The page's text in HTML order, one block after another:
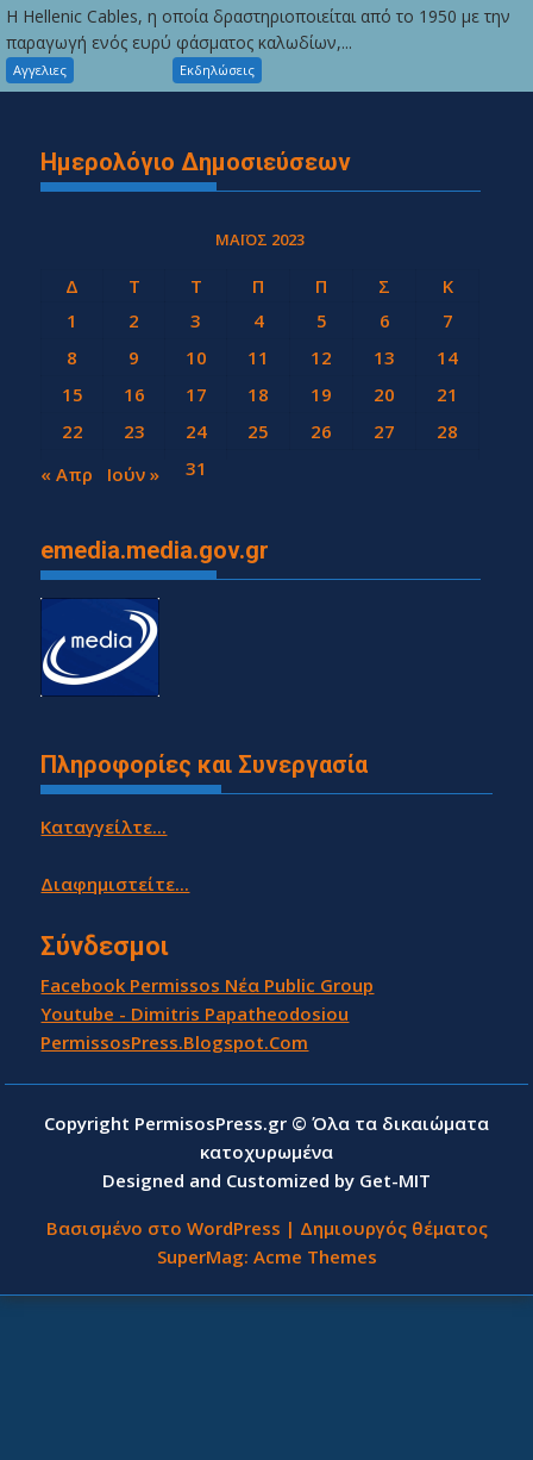
Η Hellenic Cables, η οποία δραστηριοποιείται από το 1950 με την
παραγωγή ενός ευρύ φάσματος καλωδίων,...
Αγγελιες Εκδηλώσεις
Ημερολόγιο Δημοσιεύσεων
ΜΆΙΟΣ 2023
Δ Τ Τ Π Π Σ
Κ
1
2 3 4 5 6
7
8
9 10 11 12 13
14
15
16 17 18 19 20
21
22
23 24 25 26 27
28
29
30 31
« Απρ Ιούν »
emedia.media.gov.gr
Πληροφορίες και Συνεργασία
Καταγγείλτε...
Διαφημιστείτε...
Σύνδεσμοι
Facebook Permissos Νέα Public Group
Youtube - Dimitris Papatheodosiou
PermissosPress.Blogspot.Com
Copyright PermisosPress.gr © Όλα τα δικαιώματα
κατοχυρωμένα
Designed and Customized by Get-MIT
Βασισμένο στο WordPress | Δημιουργός θέματος
SuperMag: Acme Themes